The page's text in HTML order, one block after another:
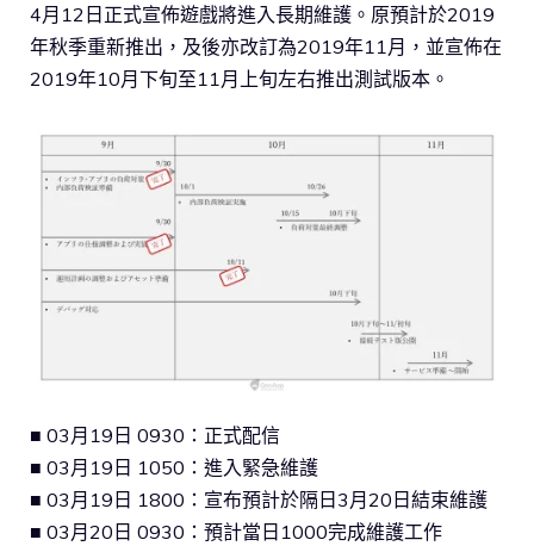
4月12日正式宣佈遊戲將進入長期維護。原預計於2019
年秋季重新推出，及後亦改訂為2019年11月，並宣佈在
2019年10月下旬至11月上旬左右推出測試版本。
■ 03月19日 0930：正式配信
■ 03月19日 1050：進入緊急維護
■ 03月19日 1800：宣布預計於隔日3月20日結束維護
■ 03月20日 0930：預計當日1000完成維護工作